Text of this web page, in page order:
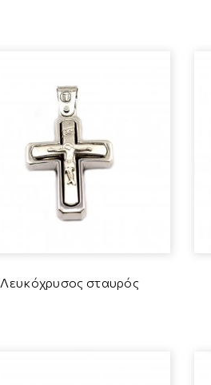
Λευκόχρυσος σταυρός